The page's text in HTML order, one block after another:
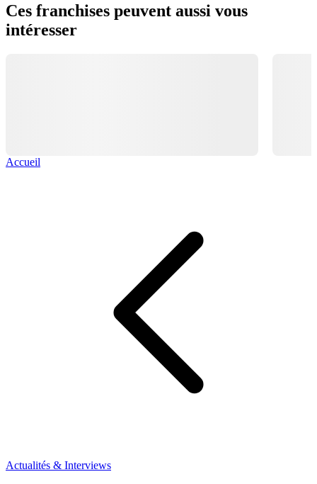
Ces franchises peuvent aussi vous
intéresser
Accueil
Actualités & Interviews